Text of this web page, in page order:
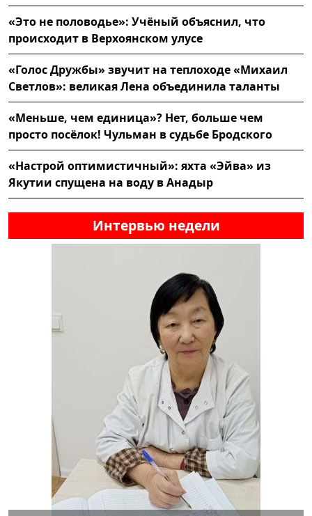
«Это не половодье»: Учёный объяснил, что
происходит в Верхоянском улусе
«Голос Дружбы» звучит на теплоходе «Михаил
Светлов»: великая Лена объединила таланты
«Меньше, чем единица»? Нет, больше чем
просто посёлок! Чульман в судьбе Бродского
«Настрой оптимистичный»: яхта «Эйва» из
Якутии спущена на воду в Анадыр
Интервью недели